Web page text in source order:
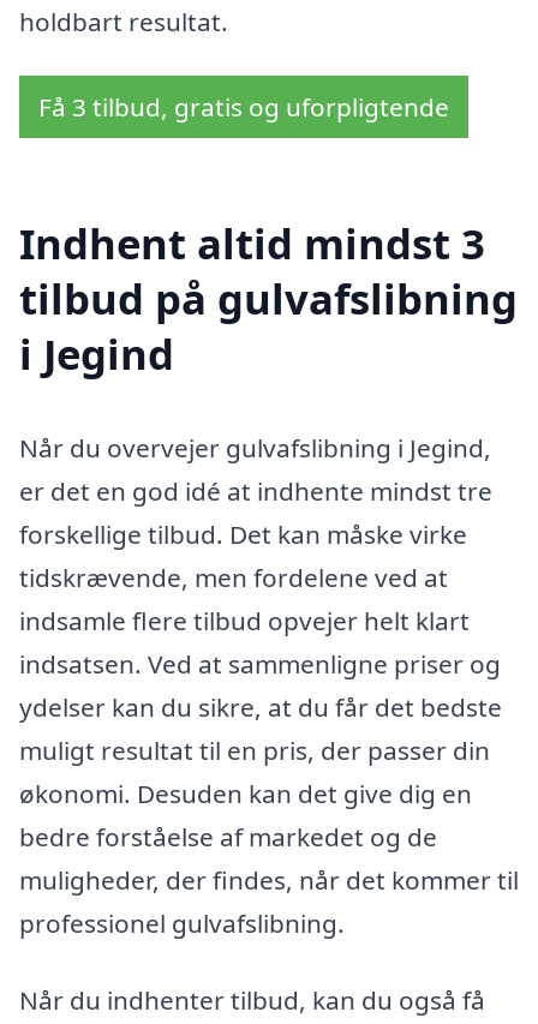
holdbart resultat.
Få 3 tilbud, gratis og uforpligtende
Indhent altid mindst 3
tilbud på gulvafslibning
i Jegind
Når du overvejer gulvafslibning i Jegind,
er det en god idé at indhente mindst tre
forskellige tilbud. Det kan måske virke
tidskrævende, men fordelene ved at
indsamle flere tilbud opvejer helt klart
indsatsen. Ved at sammenligne priser og
ydelser kan du sikre, at du får det bedste
muligt resultat til en pris, der passer din
økonomi. Desuden kan det give dig en
bedre forståelse af markedet og de
muligheder, der findes, når det kommer til
professionel gulvafslibning.
Når du indhenter tilbud, kan du også få